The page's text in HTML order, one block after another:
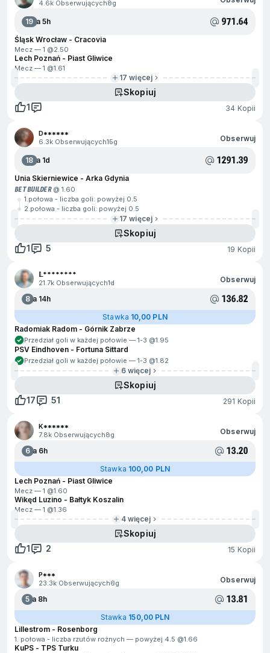
4.6k Obserwujących8g
19Za 5h 971.64
Śląsk Wrocław - Cracovia
Mecz — 1 @2.50
Lech Poznań - Piast Gliwice
Mecz — 1 @1.61
17 więcej
Skopiuj
1
34 Kopii
D******
6.3k Obserwujących15g Obserwuj
18Za 1d 1291.39
Unia Skierniewice - Arka Gdynia
BET BUILDER@ 1.60
1.połowa - liczba goli: powyżej 0.5
2.połowa - liczba goli: powyżej 0.5
17 więcej
Skopiuj
1
5 19 Kopii
𝕃********
21.7k Obserwujących1d Obserwuj
8Za 14h 136.82
Stawka 10,00 PLN
Radomiak Radom - Górnik Zabrze
Przedział goli w każdej połowie — 1-3 @1.95
PSV Eindhoven - Fortuna Sittard
Przedział goli w każdej połowie — 1-3 @1.82
6 więcej
Skopiuj
17
51 291 Kopii
K******
7.8k Obserwujących8g Obserwuj
6Za 6h 13.20
Stawka 100,00 PLN
Lech Poznań - Piast Gliwice
Mecz — 1 @1.60
Wikęd Luzino - Bałtyk Koszalin
Mecz — 1 @1.36
4 więcej
Skopiuj
1
2 15 Kopii
P***
23.3k Obserwujących6g Obserwuj
5Za 8h 13.81
Stawka 150,00 PLN
Lillestrom - Rosenborg
1. połowa - liczba rzutów rożnych — powyżej 4.5 @1.66
KuPS - TPS Turku